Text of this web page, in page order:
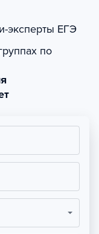
эксперты ЕГЭ
по